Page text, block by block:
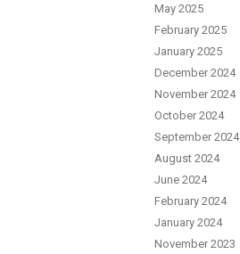
May 2025
February 2025
January 2025
December 2024
November 2024
October 2024
September 2024
August 2024
June 2024
February 2024
January 2024
November 2023